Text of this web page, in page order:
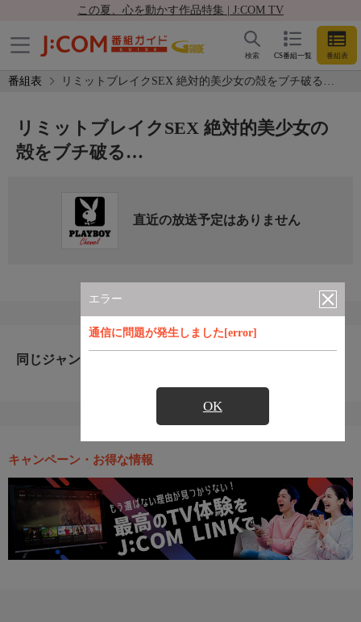
この夏、心を動かす作品特集 | J:COM TV
CS番組一覧 番組表
検索
番組表 リミットブレイクSEX 絶対的美少女の殻をブチ破る…
エラー
通信に問題が発生しました[error]
OK
リミットブレイクSEX 絶対的美少女の
殻をブチ破る…
直近の放送予定はありません
同じジャンルのおすすめ番組
キャンペーン・お得な情報